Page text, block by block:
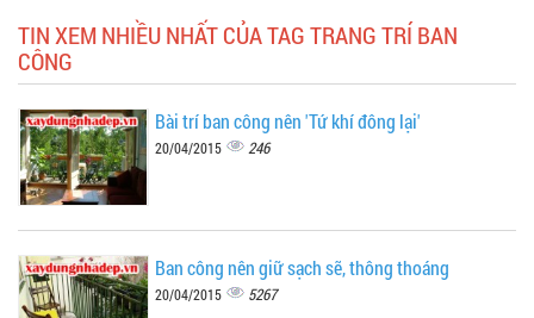
TIN XEM NHIỀU NHẤT CỦA TAG TRANG TRÍ BAN
CÔNG
Bài trí ban công nên 'Tứ khí đông lại'
20/04/2015 246
Ban công nên giữ sạch sẽ, thông thoáng
20/04/2015 5267